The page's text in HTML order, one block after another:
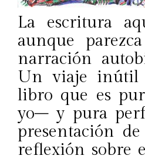
La escritura
aunque
narración
Un viaje inútil
libro que es
yo– y pura
presentación
reflexión sobre